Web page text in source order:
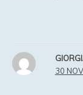
30